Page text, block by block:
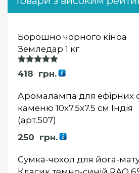
Борошно чорного кіноа
Земледар 1 кг
Оцінка
5.00із 5
418 грн.
Аромалампа для ефірних
каменю 10х7.5х7.5 см Індія
(арт.507)
250 грн.
Сумка-чохол для йога-